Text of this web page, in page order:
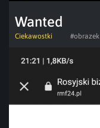
Wanted
Ciekawostki #obrazek